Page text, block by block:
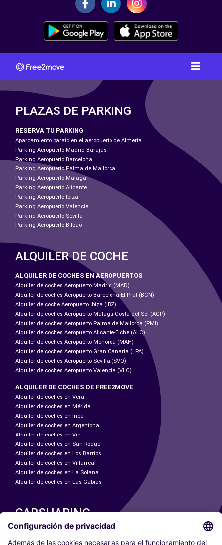
PLAZAS DE PARKING
RESERVA TU PARKING
Aparcamiento barato en el aeropuerto de Almeria
Parking Aeropuerto Madrid-Barajas
Parking Aeropuerto Barcelona
Parking Aeropuerto Palma de Mallorca
Parking Aeropuerto Malaga
Parking Aeropuerto Alicante
Parking Aeropuerto Ibiza
Parking Aeropuerto Valencia
Parking Aeropuerto Sevilla
Parking Aeropuerto Bilbao
ALQUILER DE COCHE
ALQUILER DE COCHES EN AEROPUERTOS
Alquiler de coches Aeropuerto Madrid (MAD)
Alquiler de coches Aeropuerto Barcelona-El Prat (BCN)
Alquiler de coche Aeropuerto Ibiza (IBZ)
Alquiler de coches Aeropuerto Málaga-Costa del Sol (AGP)
Alquiler de coches Aeropuerto Palma de Mallorca (PMI)
Alquiler de coches Aeropuerto Alicante-Elche (ALC)
Alquiler de coches Aeropuerto Menorca (MAH)
Alquiler de coches Aeropuerto Gran Canaria (LPA)
Alquiler de coches Aeropuerto Sevilla (SVQ)
Alquiler de coches Aeropuerto Valencia (VLC)
ALQUILER DE COCHES DE FREE2MOVE
Alquiler de coches en Vera
Alquiler de coches en Mérida
Alquiler de coches en Inca
Alquiler de coches en Argentona
Alquiler de coches en Vic
Alquiler de coches en San Roque
Alquiler de coches en Los Barrios
Alquiler de coches en Villarreal
Alquiler de coches en La Solana
Alquiler de coches en Las Gabias
CARSHARING
NUESTRAS CIUDADES
Paris